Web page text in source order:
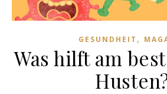
GESUNDHEIT ,
Was hilft am